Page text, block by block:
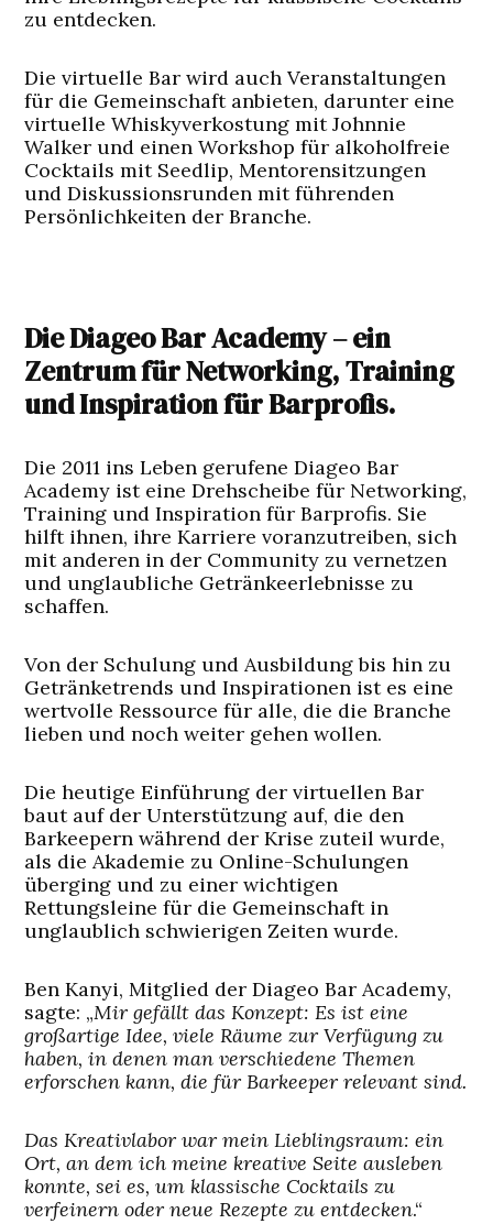
zu entdecken.
Die virtuelle Bar wird auch Veranstaltungen
für die Gemeinschaft anbieten, darunter eine
virtuelle Whiskyverkostung mit Johnnie
Walker und einen Workshop für alkoholfreie
Cocktails mit Seedlip, Mentorensitzungen
und Diskussionsrunden mit führenden
Persönlichkeiten der Branche.
Die Diageo Bar Academy – ein
Zentrum für Networking, Training
und Inspiration für Barprofis.
Die 2011 ins Leben gerufene Diageo Bar
Academy ist eine Drehscheibe für Networking,
Training und Inspiration für Barprofis. Sie
hilft ihnen, ihre Karriere voranzutreiben, sich
mit anderen in der Community zu vernetzen
und unglaubliche Getränkeerlebnisse zu
schaffen.
Von der Schulung und Ausbildung bis hin zu
Getränketrends und Inspirationen ist es eine
wertvolle Ressource für alle, die die Branche
lieben und noch weiter gehen wollen.
Die heutige Einführung der virtuellen Bar
baut auf der Unterstützung auf, die den
Barkeepern während der Krise zuteil wurde,
als die Akademie zu Online-Schulungen
überging und zu einer wichtigen
Rettungsleine für die Gemeinschaft in
unglaublich schwierigen Zeiten wurde.
Ben Kanyi, Mitglied der Diageo Bar Academy,
sagte: „Mir gefällt das Konzept: Es ist eine
großartige Idee, viele Räume zur Verfügung zu
haben, in denen man verschiedene Themen
erforschen kann, die für Barkeeper relevant sind.
Das Kreativlabor war mein Lieblingsraum: ein
Ort, an dem ich meine kreative Seite ausleben
konnte, sei es, um klassische Cocktails zu
verfeinern oder neue Rezepte zu entdecken.“